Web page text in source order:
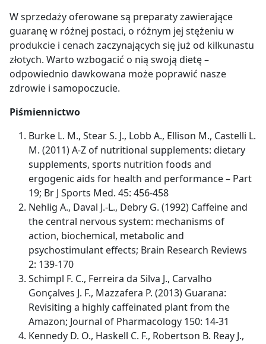
W sprzedaży oferowane są preparaty zawierające
guaranę w różnej postaci, o różnym jej stężeniu w
produkcie i cenach zaczynających się już od kilkunastu
złotych. Warto wzbogacić o nią swoją dietę –
odpowiednio dawkowana może poprawić nasze
zdrowie i samopoczucie.
Piśmiennictwo
Burke L. M., Stear S. J., Lobb A., Ellison M., Castelli L.
M. (2011) A-Z of nutritional supplements: dietary
supplements, sports nutrition foods and
ergogenic aids for health and performance – Part
19; Br J Sports Med. 45: 456-458
Nehlig A., Daval J.-L., Debry G. (1992) Caffeine and
the central nervous system: mechanisms of
action, biochemical, metabolic and
psychostimulant effects; Brain Research Reviews
2: 139-170
Schimpl F. C., Ferreira da Silva J., Carvalho
Gonçalves J. F., Mazzafera P. (2013) Guarana:
Revisiting a highly caffeinated plant from the
Amazon; Journal of Pharmacology 150: 14-31
Kennedy D. O., Haskell C. F., Robertson B. Reay J.,